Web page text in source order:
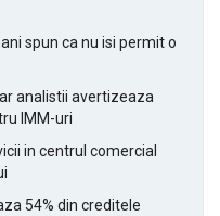
spun ca nu isi permit o
analistii avertizeaza
IMM-uri
in centrul comercial
54% din creditele